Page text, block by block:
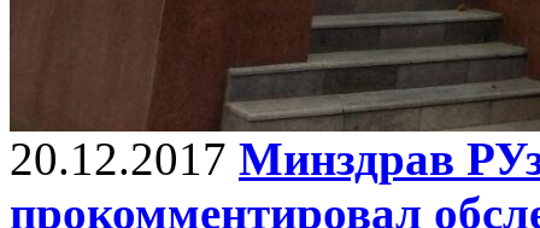
20.12.2017 Минздрав
прокомментировал